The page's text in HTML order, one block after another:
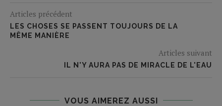
Articles précédent
LES CHOSES SE PASSENT TOUJOURS DE LA
MÊME MANIÈRE
Articles suivant
IL N'Y AURA PAS DE MIRACLE DE L'EAU
VOUS AIMEREZ AUSSI